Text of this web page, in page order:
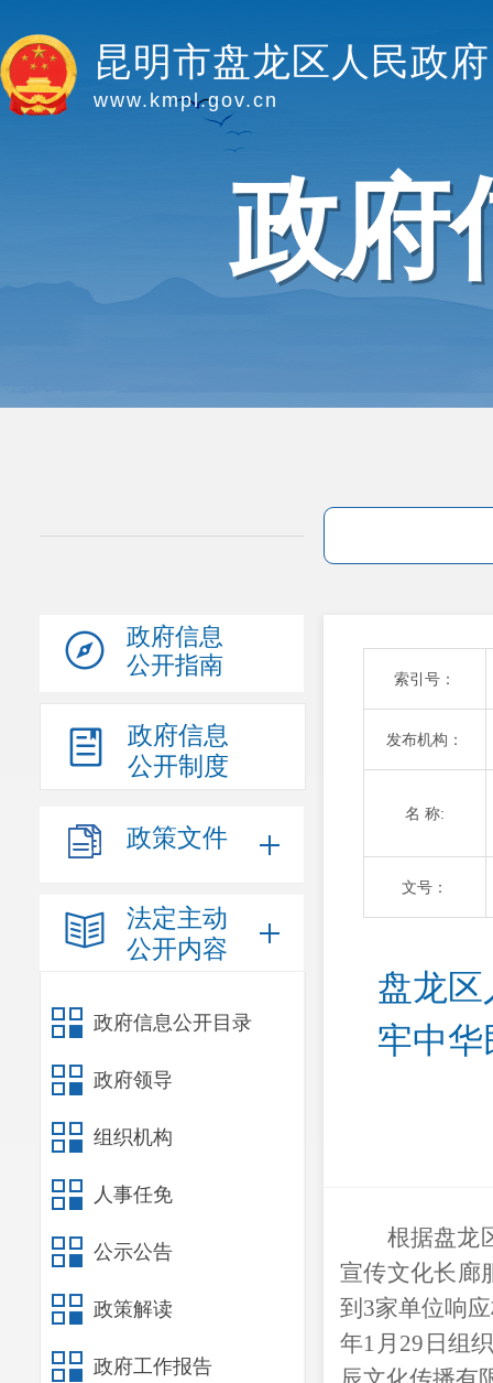
昆明市盘龙区人民政府
www.kmpl.gov.cn
政府
政府信息
公开指南
政府信息
公开制度
政策文件
法定主动
公开内容
政府信息公开目录
政府领导
组织机构
人事任免
公示公告
政策解读
政府工作报告
索引号：
发布机构：
名 称:
文号：
盘龙
牢中
根据盘龙
宣传文化长廊
到3家单位响
年1月29日组